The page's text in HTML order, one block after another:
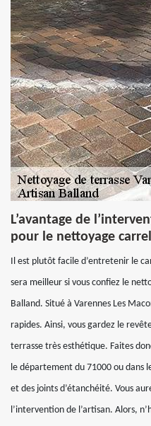
L’avantage de
pour le nettoyage
Il est plutôt facile d’entretenir le
sera meilleur si vous confiez le
Balland. Situé à Varennes Les
rapides. Ainsi, vous gardez le
terrasse très esthétique. Faites
le département du 71000 ou dans
et des joints d’étanchéité. Vous
l’intervention de l’artisan. Alors,